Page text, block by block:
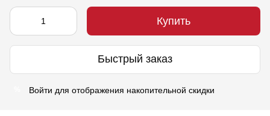
Купить
Быстрый заказ
Войти для отображения накопительной скидки